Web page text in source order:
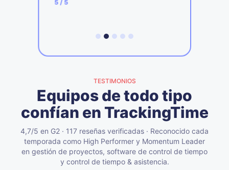
5 / 5
TESTIMONIOS
Equipos de todo tipo
confían en TrackingTime
4,7/5 en G2 · 117 reseñas verificadas · Reconocido cada
temporada como High Performer y Momentum Leader
en gestión de proyectos, software de control de tiempo
y control de tiempo & asistencia.